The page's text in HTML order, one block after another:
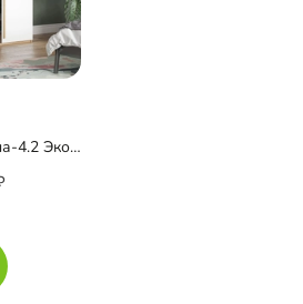
Распашной шкаф Лорэна-4.2 Эко с зеркалом